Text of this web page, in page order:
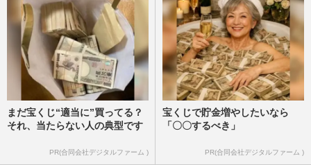
まだ宝くじ“適当に”買ってる？
それ、当たらない人の典型です
PR(合同会社デジタルファーム )
宝くじで貯金増やしたいなら
「〇〇するべき」
PR(合同会社デジタルファーム )